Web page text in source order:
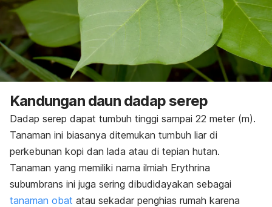
Kandungan daun dadap serep
Dadap serep dapat tumbuh tinggi sampai 22 meter (m).
Tanaman ini biasanya ditemukan tumbuh liar di
perkebunan kopi dan lada atau di tepian hutan.
Tanaman yang memiliki nama ilmiah Erythrina
subumbrans ini juga sering dibudidayakan sebagai
tanaman obat atau sekadar penghias rumah karena